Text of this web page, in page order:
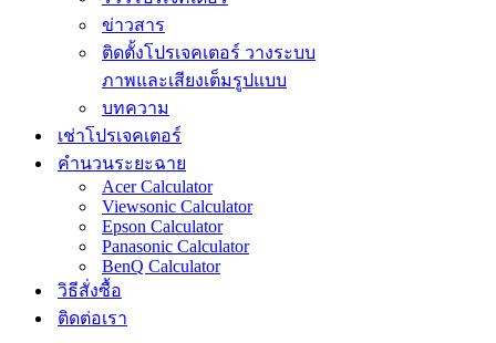
ข่าวสาร
ติดตั้งโปรเจคเตอร์ วางระบบ
ภาพและเสียงเต็มรูปแบบ
บทความ
เช่าโปรเจคเตอร์
คำนวนระยะฉาย
Acer Calculator
Viewsonic Calculator
Epson Calculator
Panasonic Calculator
BenQ Calculator
วิธีสั่งซื้อ
ติดต่อเรา